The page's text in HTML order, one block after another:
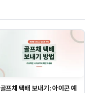
골프채 택배 보내기: 아이콘 예